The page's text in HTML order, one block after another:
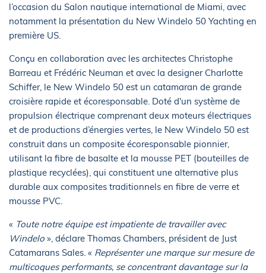
l’occasion du Salon nautique international de Miami, avec
notamment la présentation du New Windelo 50 Yachting en
première US.
Conçu en collaboration avec les architectes Christophe
Barreau et Frédéric Neuman et avec la designer Charlotte
Schiffer, le New Windelo 50 est un catamaran de grande
croisière rapide et écoresponsable. Doté d'un système de
propulsion électrique comprenant deux moteurs électriques
et de productions d’énergies vertes, le New Windelo 50 est
construit dans un composite écoresponsable pionnier,
utilisant la fibre de basalte et la mousse PET (bouteilles de
plastique recyclées), qui constituent une alternative plus
durable aux composites traditionnels en fibre de verre et
mousse PVC.
« Toute notre équipe est impatiente de travailler avec
Windelo », déclare Thomas Chambers, président de Just
Catamarans Sales. « Représenter une marque sur mesure de
multicoques performants, se concentrant davantage sur la